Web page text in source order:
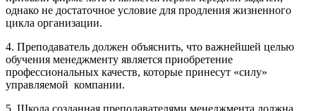
однако не достаточное условие для продления жизненного
цикла организации.
4. Преподаватель должен объяснить, что важнейшей целью
обучения менеджменту является приобретение
профессиональных качеств, которые принесут «силу»
управляемой компании.
5. Школа созданная преподавателями менеджмента должна